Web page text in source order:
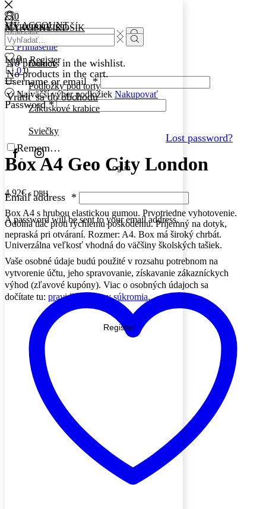
Search
input
Search
Prihlásenie
MY ACCOUNT
LoginRegister
Username or email*
Password*
Lost password?
Remember Me
Log in
Email address *
A password will be sent to your email address.
Vaše osobné údaje budú použité v rozsahu potrebnom na
vytvorenie účtu, jeho spravovanie, získavanie zákazníckych
výhod (zľavové kupóny). Viac o osobných údajoch sa
dočítate tu: pravidlá ochrany súkromia.
Register
0
0
MY WISHLIST
No products in the wishlist.
00
0
NÁKUPNÝ KOŠÍK
No products in the cart.
Vrátiť sa do obchodu
Search
input
Search
Domov
Podložky pod torty
Zákuskové krabice
Sviečky
FacebookInstagram
Najväčší výber podložiek Nakupovať
Box A4 Geo City London
4.92€ s DPH
Box A4 s hrubou elastickou gumou. Prvotriedne vyhotovenie.
Odolna tlač proti rýchlemu poškodeniu. Príjemný na dotyk,
nepraská pri otváraní. Rozmer: A4. Box má široký chrbát.
Univerzálna veľkosť vhodná do väčšiny školských tašiek.